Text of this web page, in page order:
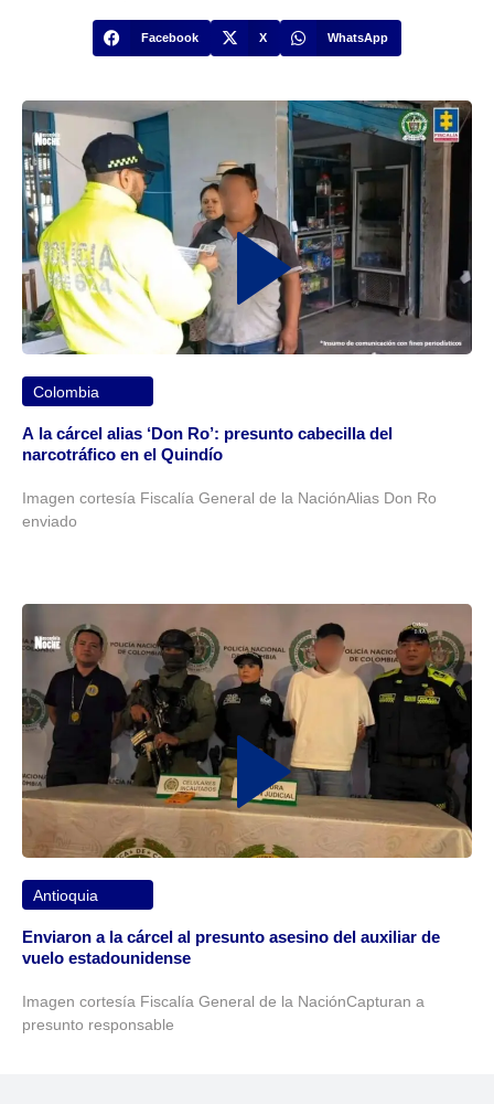
Facebook X WhatsApp
Colombia
A la cárcel alias ‘Don Ro’: presunto cabecilla del
narcotráfico en el Quindío
Imagen cortesía Fiscalía General de la NaciónAlias Don Ro
enviado
Antioquia
Enviaron a la cárcel al presunto asesino del auxiliar de
vuelo estadounidense
Imagen cortesía Fiscalía General de la NaciónCapturan a
presunto responsable